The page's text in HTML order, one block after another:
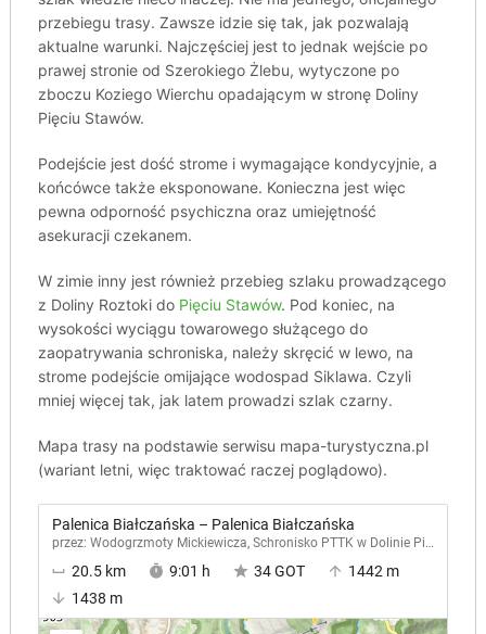
przebiegu trasy. Zawsze idzie się tak, jak pozwalają
aktualne warunki. Najczęściej jest to jednak wejście po
prawej stronie od Szerokiego Żlebu, wytyczone po
zboczu Koziego Wierchu opadającym w stronę Doliny
Pięciu Stawów.
Podejście jest dość strome i wymagające kondycyjnie, a
końcówce także eksponowane. Konieczna jest więc
pewna odporność psychiczna oraz umiejętność
asekuracji czekanem.
W zimie inny jest również przebieg szlaku prowadzącego
z Doliny Roztoki do Pięciu Stawów. Pod koniec, na
wysokości wyciągu towarowego służącego do
zaopatrywania schroniska, należy skręcić w lewo, na
strome podejście omijające wodospad Siklawa. Czyli
mniej więcej tak, jak latem prowadzi szlak czarny.
Mapa trasy na podstawie serwisu mapa-turystyczna.pl
(wariant letni, więc traktować raczej poglądowo).